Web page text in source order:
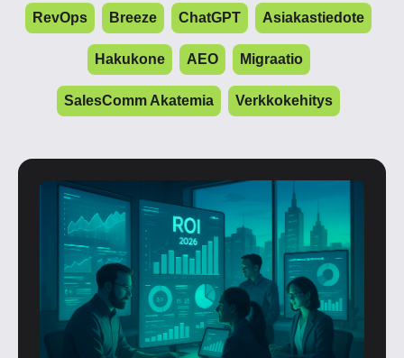
RevOps Breeze ChatGPT Asiakastiedote
Hakukone AEO Migraatio
SalesComm Akatemia Verkkokehitys